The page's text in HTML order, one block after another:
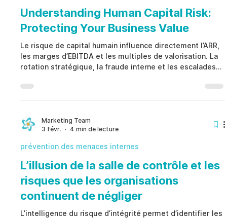
Understanding Human Capital Risk:
Protecting Your Business Value
Le risque de capital humain influence directement l’ARR,
les marges d’EBITDA et les multiples de valorisation. La
rotation stratégique, la fraude interne et les escalades
Prioriser le risque de capital humain en temps réel
protège la performance et la gouvernance d’entreprise.
Marketing Team
3 févr.
4 min de lecture
prévention des menaces internes
L’illusion de la salle de contrôle et les
risques que les organisations
continuent de négliger
L’intelligence du risque d’intégrité permet d’identifier les